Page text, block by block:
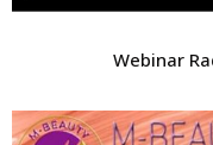
Webinar